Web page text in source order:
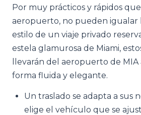
Por muy prácticos y rápidos
aeropuerto, no pueden igualar
estilo de un viaje privado
estela glamurosa de Miami,
llevarán del aeropuerto de MIA
forma fluida y elegante.
Un traslado se adapta a sus
elige el vehículo que se